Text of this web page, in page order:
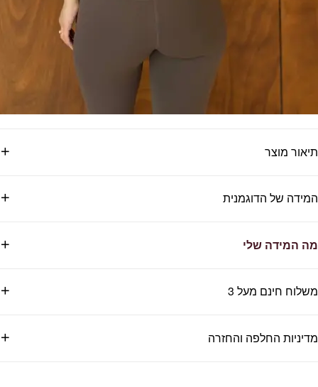
תיאור מוצר
המידה של הדוגמנית
מה המידה שלי
משלוח חינם מעל 3
מדיניות החלפה והחזרה